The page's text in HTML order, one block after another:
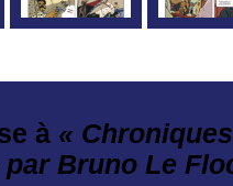
à «
Bruno Le